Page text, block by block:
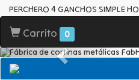
PERCHERO 4 GANCHOS SIMPLE
Carrito 0